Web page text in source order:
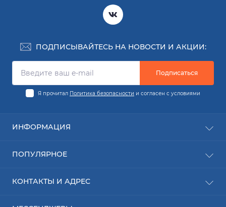
ПОДПИСЫВАЙТЕСЬ НА НОВОСТИ И АКЦИИ:
Подписаться
Я прочитал Политика безопасности и согласен с условиями
ИНФОРМАЦИЯ
Заявка на ремонт
Доставка
ПОПУЛЯРНОЕ
Расходные материалы
КОНТАКТЫ И АДРЕС